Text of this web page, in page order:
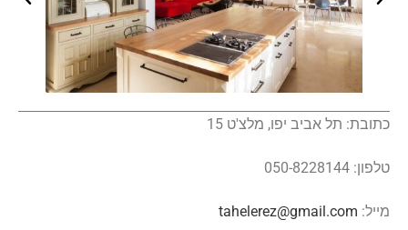
כתובת: תל אביב יפו, מלצ'ט 15
טלפון: 050-8228144
מייל: tahelerez@gmail.com